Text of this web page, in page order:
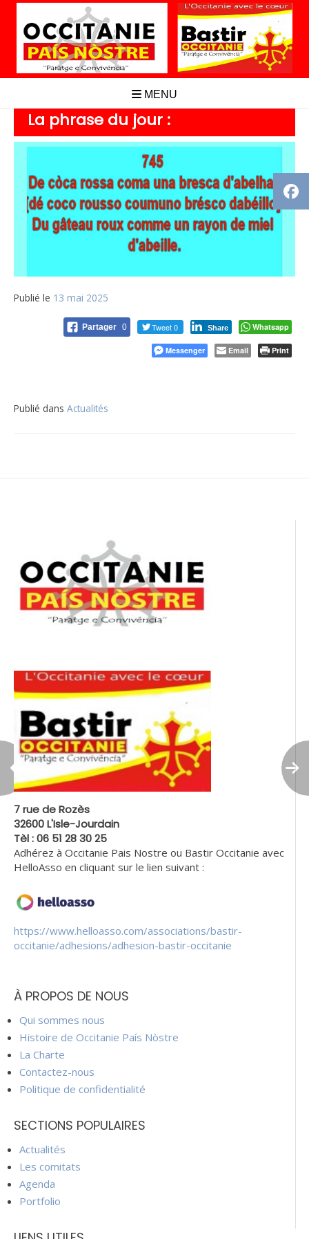
Aller
contenu
MENU
La phrase du jour :
Publié le 13 mai 2025
Partager 0 Tweet 0 Share Whatsapp
Messenger Email Print
Publié dans Actualités
7 rue de Rozès
32600 L'Isle-Jourdain
Tèl : 06 51 28 30 25
Adhérez à Occitanie Pais Nostre ou Bastir Occitanie avec
HelloAsso en cliquant sur le lien suivant :
https://www.helloasso.com/associations/bastir-
occitanie/adhesions/adhesion-bastir-occitanie
À PROPOS DE NOUS
Qui sommes nous
Histoire de Occitanie País Nòstre
La Charte
Contactez-nous
Politique de confidentialité
SECTIONS POPULAIRES
Actualités
Les comitats
Agenda
Portfolio